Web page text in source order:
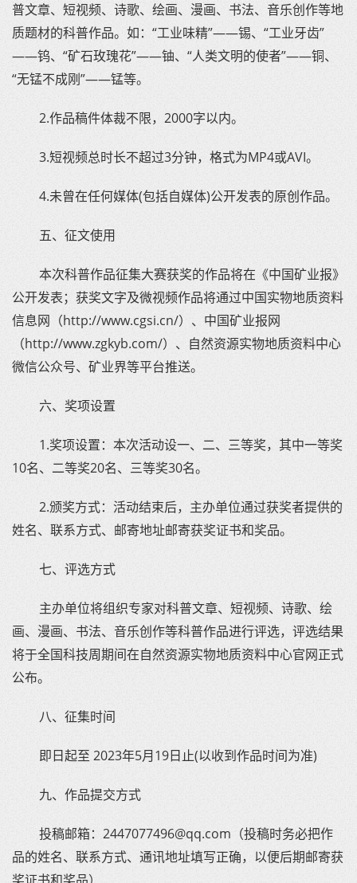
普文章、短视频、诗歌、绘画、漫画、书法、音乐创作等地
质题材的科普作品。如：“工业味精”——锡、“工业牙齿”
——钨、“矿石玫瑰花”——铀、“人类文明的使者”——铜、
“无锰不成刚”——锰等。
2.作品稿件体裁不限，2000字以内。
3.短视频总时长不超过3分钟，格式为MP4或AVI。
4.未曾在任何媒体(包括自媒体)公开发表的原创作品。
五、征文使用
本次科普作品征集大赛获奖的作品将在《中国矿业报》
公开发表；获奖文字及微视频作品将通过中国实物地质资料
信息网（http://www.cgsi.cn/）、中国矿业报网
（http://www.zgkyb.com/）、自然资源实物地质资料中心
微信公众号、矿业界等平台推送。
六、奖项设置
1.奖项设置：本次活动设一、二、三等奖，其中一等奖
10名、二等奖20名、三等奖30名。
2.颁奖方式：活动结束后，主办单位通过获奖者提供的
姓名、联系方式、邮寄地址邮寄获奖证书和奖品。
七、评选方式
主办单位将组织专家对科普文章、短视频、诗歌、绘
画、漫画、书法、音乐创作等科普作品进行评选，评选结果
将于全国科技周期间在自然资源实物地质资料中心官网正式
公布。
八、征集时间
即日起至 2023年5月19日止(以收到作品时间为准)
九、作品提交方式
投稿邮箱：2447077496@qq.com（投稿时务必把作
品的姓名、联系方式、通讯地址填写正确，以便后期邮寄获